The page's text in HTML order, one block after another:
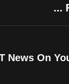
News On